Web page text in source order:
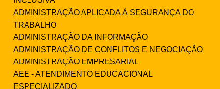
ADMINISTRAÇÃO APLICADA À SEGURANÇA DO
TRABALHO
ADMINISTRAÇÃO DA INFORMAÇÃO
ADMINISTRAÇÃO DE CONFLITOS E NEGOCIAÇÃO
ADMINISTRAÇÃO EMPRESARIAL
AEE - ATENDIMENTO EDUCACIONAL
ESPECIALIZADO